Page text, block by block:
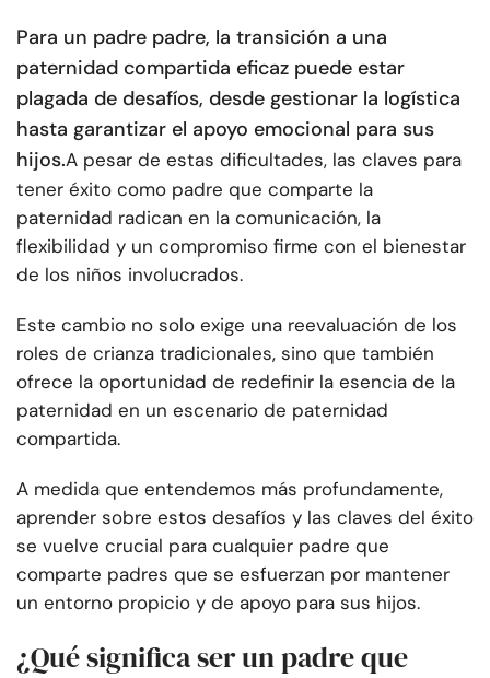
Para un padre padre, la transición a una
paternidad compartida eficaz puede estar
plagada de desafíos, desde gestionar la logística
hasta garantizar el apoyo emocional para sus
hijos.A pesar de estas dificultades, las claves para
tener éxito como padre que comparte la
paternidad radican en la comunicación, la
flexibilidad y un compromiso firme con el bienestar
de los niños involucrados.
Este cambio no solo exige una reevaluación de los
roles de crianza tradicionales, sino que también
ofrece la oportunidad de redefinir la esencia de la
paternidad en un escenario de paternidad
compartida.
A medida que entendemos más profundamente,
aprender sobre estos desafíos y las claves del éxito
se vuelve crucial para cualquier padre que
comparte padres que se esfuerzan por mantener
un entorno propicio y de apoyo para sus hijos.
¿Qué significa ser un padre que